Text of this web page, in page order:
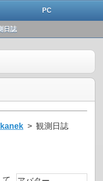
PC
日誌
> 観測日誌